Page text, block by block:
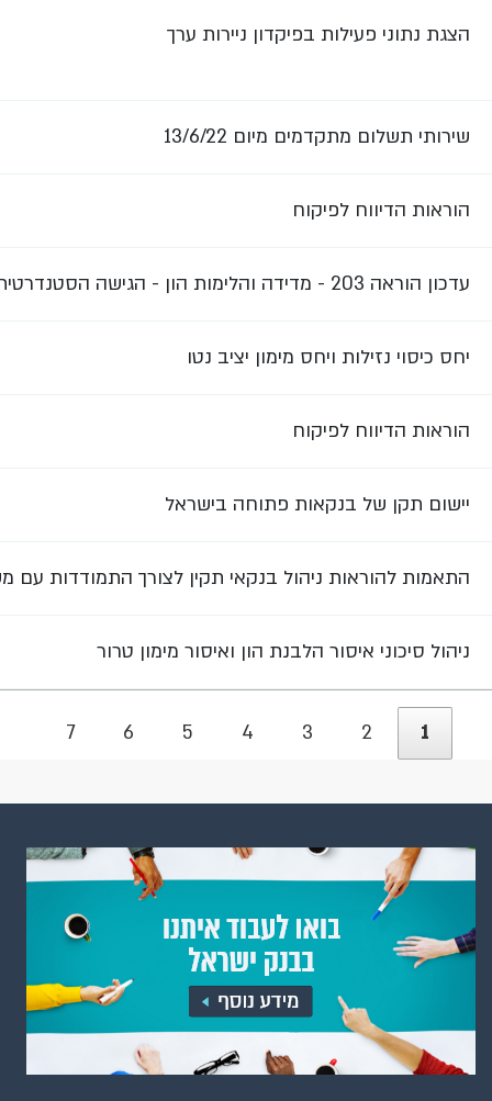
הצגת נתוני פעילות בפיקדון ניירות ערך
שירותי תשלום מתקדמים מיום 13/6/22
הוראות הדיווח לפיקוח
עדכון הוראה 203 - מדידה והלימות הון - הגישה הסטנדרטית - סיכון אשראי
יחס כיסוי נזילות ויחס מימון יציב נטו
הוראות הדיווח לפיקוח
יישום תקן של בנקאות פתוחה בישראל
התאמות להוראות ניהול בנקאי תקין לצורך התמודדות
ניהול סיכוני איסור הלבנת הון ואיסור מימון טרור
1
2
3
4
5
6
7